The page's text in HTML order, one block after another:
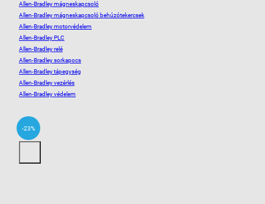
Allen-Bradley mágneskapcsoló
Allen-Bradley mágneskapcsoló behúzótekercsek
Allen-Bradley motorvédelem
Allen-Bradley PLC
Allen-Bradley relé
Allen-Bradley sorkapocs
Allen-Bradley tápegység
Allen-Bradley vezérlés
Allen-Bradley védelem
-23%